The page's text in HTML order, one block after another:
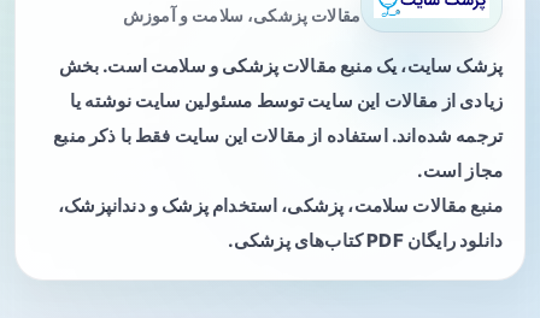
مقالات پزشکی، سلامت و آموزش
پزشک سایت، یک منبع مقالات پزشکی و سلامت است. بخش
زیادی از مقالات این سایت توسط مسئولین سایت نوشته یا
ترجمه شده‌اند. استفاده از مقالات این سایت فقط با ذکر منبع
مجاز است.
منبع مقالات سلامت، پزشکی، استخدام پزشک و دندانپزشک،
دانلود رایگان PDF کتاب‌های پزشکی.